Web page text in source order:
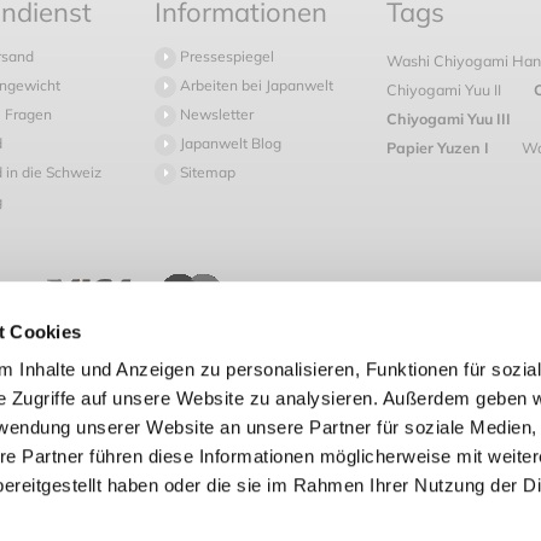
Cookies
Inhalte und Anzeigen zu personalisieren, Funktionen für
Zugriffe auf unsere Website zu analysieren. Außerdem geben
unserer Website an unsere Partner für soziale Medien,
Partner führen diese Informationen möglicherweise mit
haben oder die sie im Rahmen Ihrer Nutzung der
in die Schweiz
Informationen
Pressespiegel
Arbeiten bei Japanwelt
Newsletter
Japanwelt Blog
Sitemap
Tags
Washi Chiyogami
Chiyogami Yuu II
Chiyogami Yuu III
Papier Yuzen I
Mehrwertsteuer zzgl.Versandkostenund ggf. Nachnahmegebühren, wenn
Vertrag widerrufen